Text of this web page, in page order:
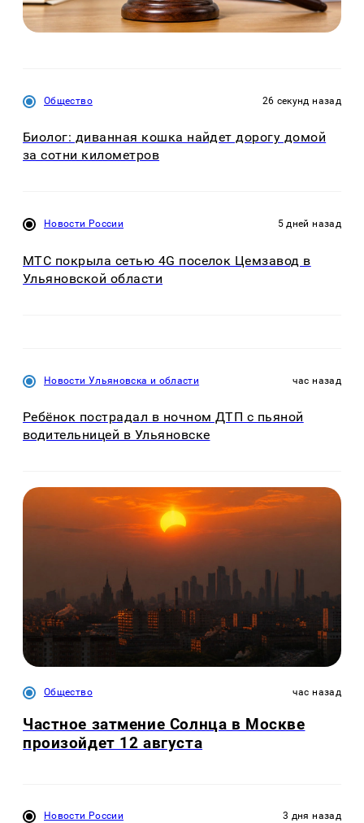
Общество 26 секунд назад
Биолог: диванная кошка найдет дорогу домой
за сотни километров
Новости России 5 дней назад
МТС покрыла сетью 4G поселок Цемзавод в
Ульяновской области
Новости Ульяновска и области час назад
Ребёнок пострадал в ночном ДТП с пьяной
водительницей в Ульяновске
Общество час назад
Частное затмение Солнца в Москве
произойдет 12 августа
Новости России 3 дня назад